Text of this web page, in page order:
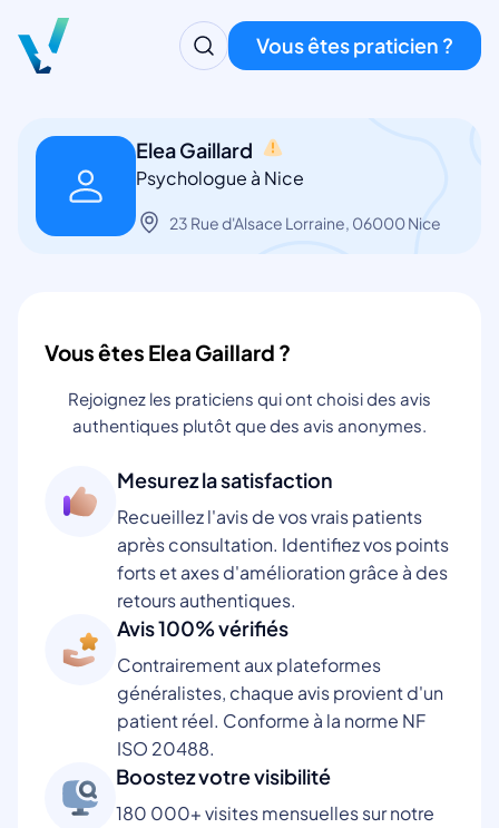
Vous êtes praticien ?
Elea Gaillard
Psychologue à Nice
23 Rue d'Alsace Lorraine, 06000 Nice
Vous êtes Elea Gaillard ?
Rejoignez les praticiens qui ont choisi des avis
authentiques plutôt que des avis anonymes.
Mesurez la satisfaction
Recueillez l'avis de vos vrais patients
après consultation. Identifiez vos points
forts et axes d'amélioration grâce à des
retours authentiques.
Avis 100% vérifiés
Contrairement aux plateformes
généralistes, chaque avis provient d'un
patient réel. Conforme à la norme NF
ISO 20488.
Boostez votre visibilité
180 000+ visites mensuelles sur notre